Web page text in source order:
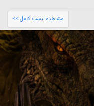
مشاهده لیست کامل >>